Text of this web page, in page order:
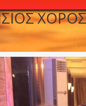
ΧΟΡΟΣ